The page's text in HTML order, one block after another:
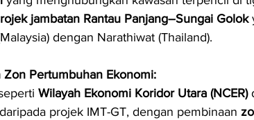
jambatan Rantau Panjang–Sungai Golok
dengan Narathiwat (Thailand).
Zon Pertumbuhan Ekonomi:
Wilayah Ekonomi Koridor Utara (NCER)
projek IMT-GT, dengan pembinaan